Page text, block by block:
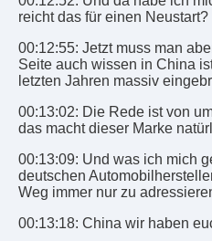
reicht das für einen Neustart?
00:12:55: Jetzt muss man
Seite auch wissen in China
letzten Jahren massiv
00:13:02: Die Rede ist von
das macht dieser Marke
00:13:09: Und was ich mich
deutschen
Weg immer nur zu
00:13:18: China wir haben